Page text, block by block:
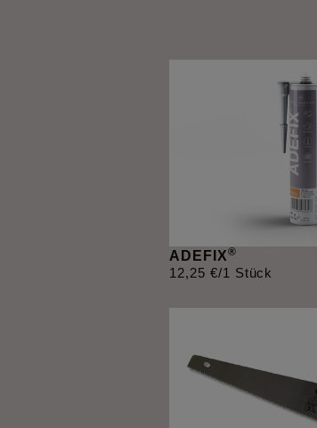
ADEFIX®
12,25 €/1 Stück